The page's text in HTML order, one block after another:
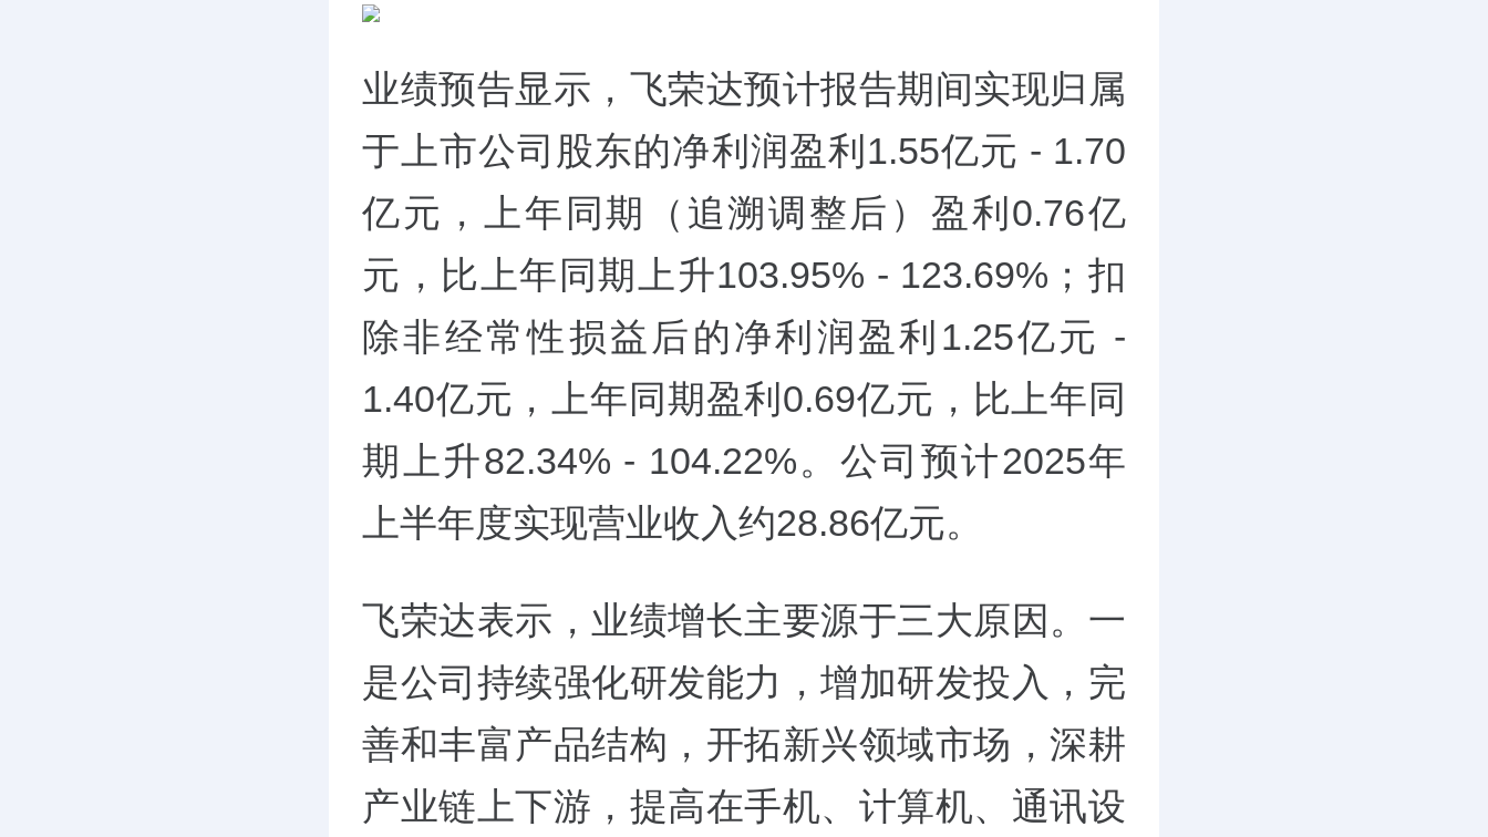
业绩预告显示， 飞荣达预计报告期间实现归属
于上市公司股东的净利润盈利1.55亿元 - 1.70
亿元，上年同期（追溯调整后）盈利0.76亿
元，比上年同期上升103.95% - 123.69%；扣
除非经常性损益后的净利润盈利1.25亿元 -
1.40亿元，上年同期盈利0.69亿元，比上年同
期上升82.34% - 104.22%。公司预计2025年
上半年度实现营业收入约28.86亿元。
飞荣达表示， 业绩增长主要源于三大原因。一
是公司持续强化研发能力，增加研发投入，完
善和丰富产品结构，开拓新兴领域市场，深耕
产业链上下游，提高在手机、计算机、通讯设